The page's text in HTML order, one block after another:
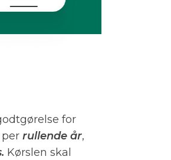
for
rullende år,
Kørslen skal